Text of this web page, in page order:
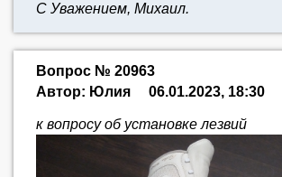
С Уважением, Михаил.
Вопрос № 20963
Автор: Юлия
06.01.2023, 18:30
к вопросу об установке лезвий